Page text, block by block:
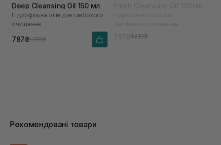
Deep Cleansing Oil 150 мл
Гідрофільна олія для глибокого
очищення
787₴1 210₴ 1 210₴
Рекомендовані товари